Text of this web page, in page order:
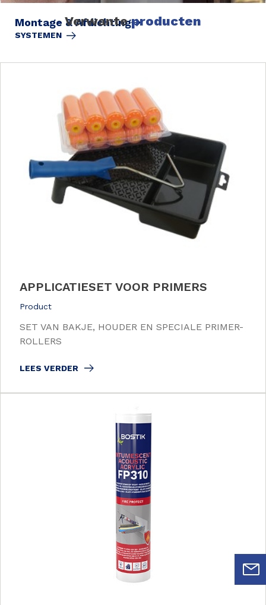
Montage & Afdichting
SYSTEMEN
Verwanteproducten
APPLICATIESET VOOR PRIMERS
Product
SET VAN BAKJE, HOUDER EN SPECIALE PRIMER-
ROLLERS
LEES VERDER